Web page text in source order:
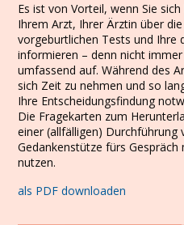
Es ist von Vorteil, wenn Sie
Ihrem Arzt, Ihrer Ärztin über
vorgeburtlichen Tests und Ihre
informieren – denn nicht
umfassend auf. Während des
sich Zeit zu nehmen und so
Ihre Entscheidungsfindung
Die Fragekarten zum
einer (allfälligen) Durchführung
Gedankenstütze fürs
nutzen.
als PDF downloaden